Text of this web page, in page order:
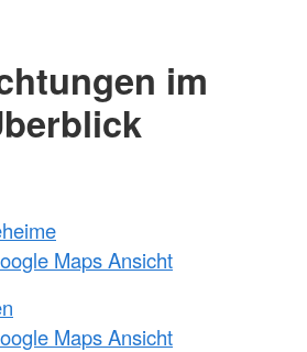
im
Maps Ansicht
Maps Ansicht